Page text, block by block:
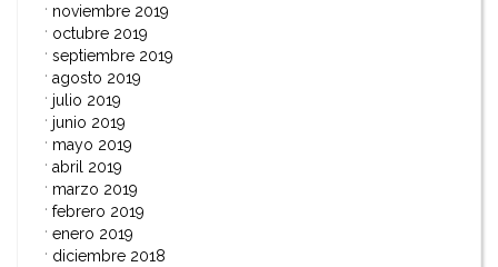
noviembre 2019
octubre 2019
septiembre 2019
agosto 2019
julio 2019
junio 2019
mayo 2019
abril 2019
marzo 2019
febrero 2019
enero 2019
diciembre 2018